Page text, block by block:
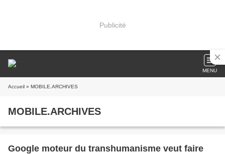
Publicité
MENU
Accueil » MOBILE.ARCHIVES
MOBILE.ARCHIVES
Google moteur du transhumanisme veut faire